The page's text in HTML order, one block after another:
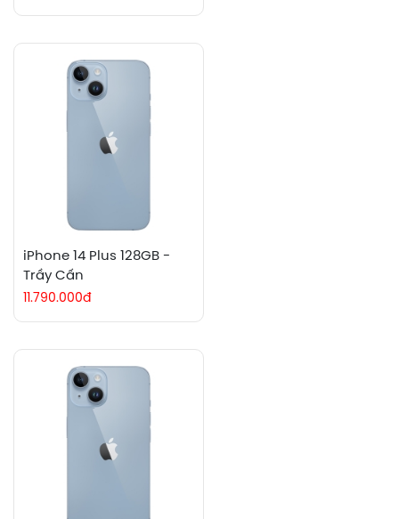
iPhone 14 Plus 128GB -
Trầy Cấn
11.790.000đ